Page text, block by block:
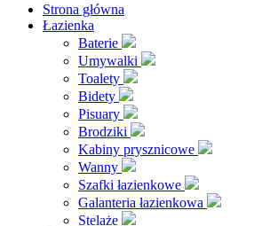
Strona główna
Łazienka
Baterie
Umywalki
Toalety
Bidety
Pisuary
Brodziki
Kabiny prysznicowe
Wanny
Szafki łazienkowe
Galanteria łazienkowa
Stelaże